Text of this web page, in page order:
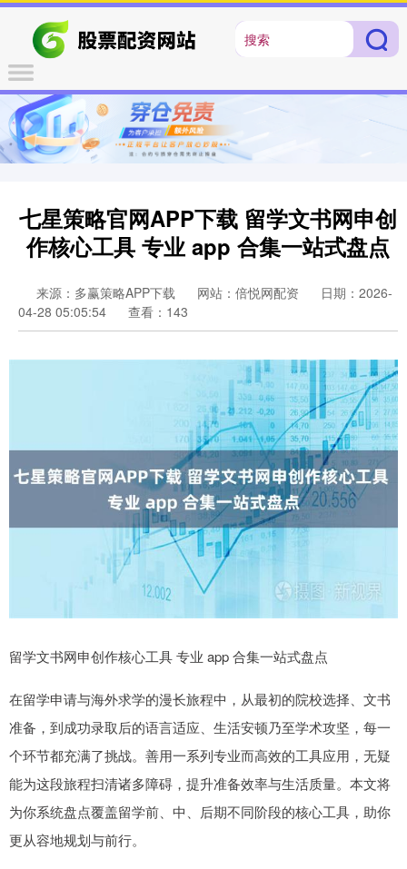
七星策略官网APP下载 留学文书网申创
作核心工具 专业 app 合集一站式盘点
来源：多赢策略APP下载 网站：倍悦网配资
日期：2026-
04-28 05:05:54
查看：143
留学文书网申创作核心工具 专业 app 合集一站式盘点
在留学申请与海外求学的漫长旅程中，从最初的院校选择、文书
准备，到成功录取后的语言适应、生活安顿乃至学术攻坚，每一
个环节都充满了挑战。善用一系列专业而高效的工具应用，无疑
能为这段旅程扫清诸多障碍，提升准备效率与生活质量。本文将
为你系统盘点覆盖留学前、中、后期不同阶段的核心工具，助你
更从容地规划与前行。